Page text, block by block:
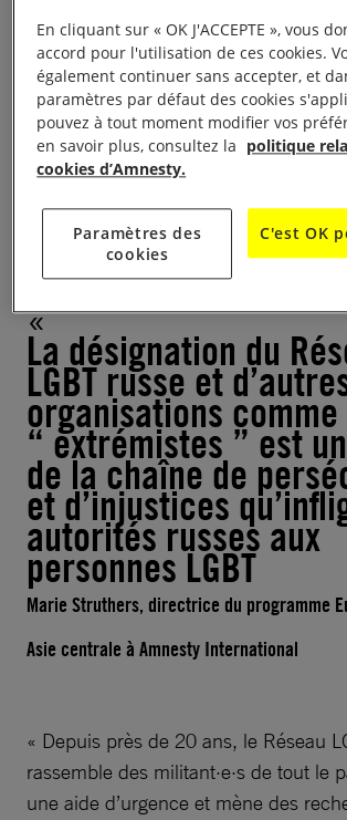
évident que les autorités ne
désignation du Réseau LGBT russe et
organisations comme “ extrémistes ”
de la chaîne de persécutions et
qu’infligent les autorités russes aux
programme Europe de l’Est et Asie
Amnesty International.
La désignation du
LGBT russe et
organisations comme
“ extrémistes ” est
de la chaîne de
et d’injustices
autorités russes aux
personnes LGBT
Marie Struthers, directrice du programme
Asie centrale à Amnesty International
« Depuis près de 20 ans, le Réseau
rassemble des militant·e·s de tout le
une aide d’urgence et mène des
En cliquant sur « OK J'ACCEPTE », vous
accord pour l'utilisation de ces cookies.
également continuer sans accepter, et
paramètres par défaut des cookies
pouvez à tout moment modifier vos
en savoir plus, consultez la politique
cookies d’Amnesty.
Paramètres des
cookies
C'est OK